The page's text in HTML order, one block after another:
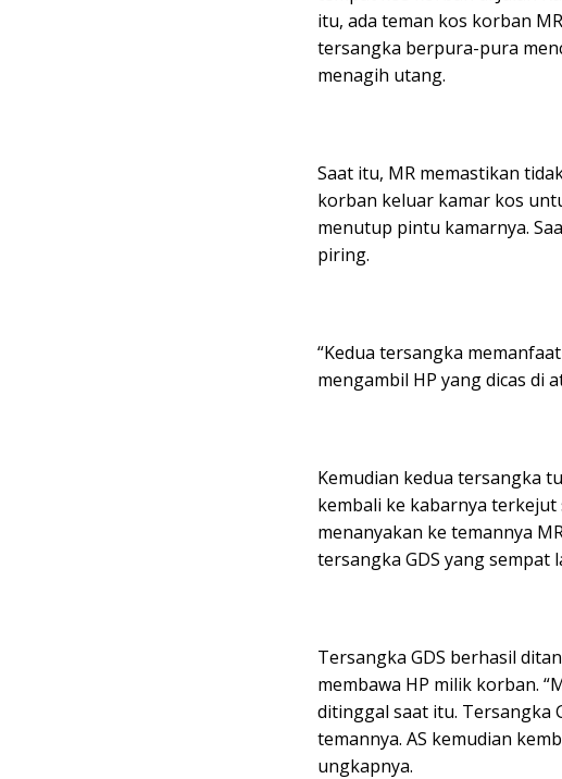
itu, ada teman kos korban
tersangka berpura-pura
menagih utang.
Saat itu, MR memastikan
korban keluar kamar kos
menutup pintu kamarnya.
piring.
“Kedua tersangka
mengambil HP yang dicas di
Kemudian kedua tersangka
kembali ke kabarnya terkejut
menanyakan ke temannya
tersangka GDS yang sempat
Tersangka GDS berhasil
membawa HP milik korban.
ditinggal saat itu. Tersangka
temannya. AS kemudian
ungkapnya.